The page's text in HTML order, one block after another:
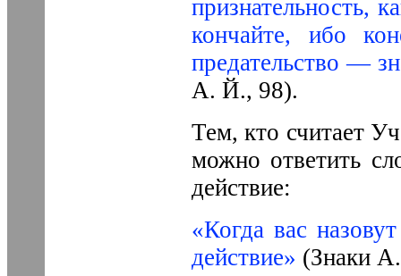
признательность,
кончайте, ибо
предательство —
А. Й., 98).
Тем, кто считает
можно ответить
действие:
«Когда вас
действие» (Знаки